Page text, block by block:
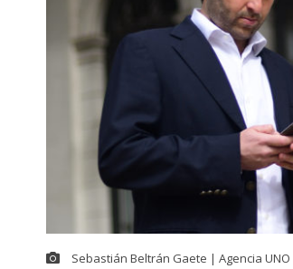
Sebastián Beltrán Gaete | Agencia UNO